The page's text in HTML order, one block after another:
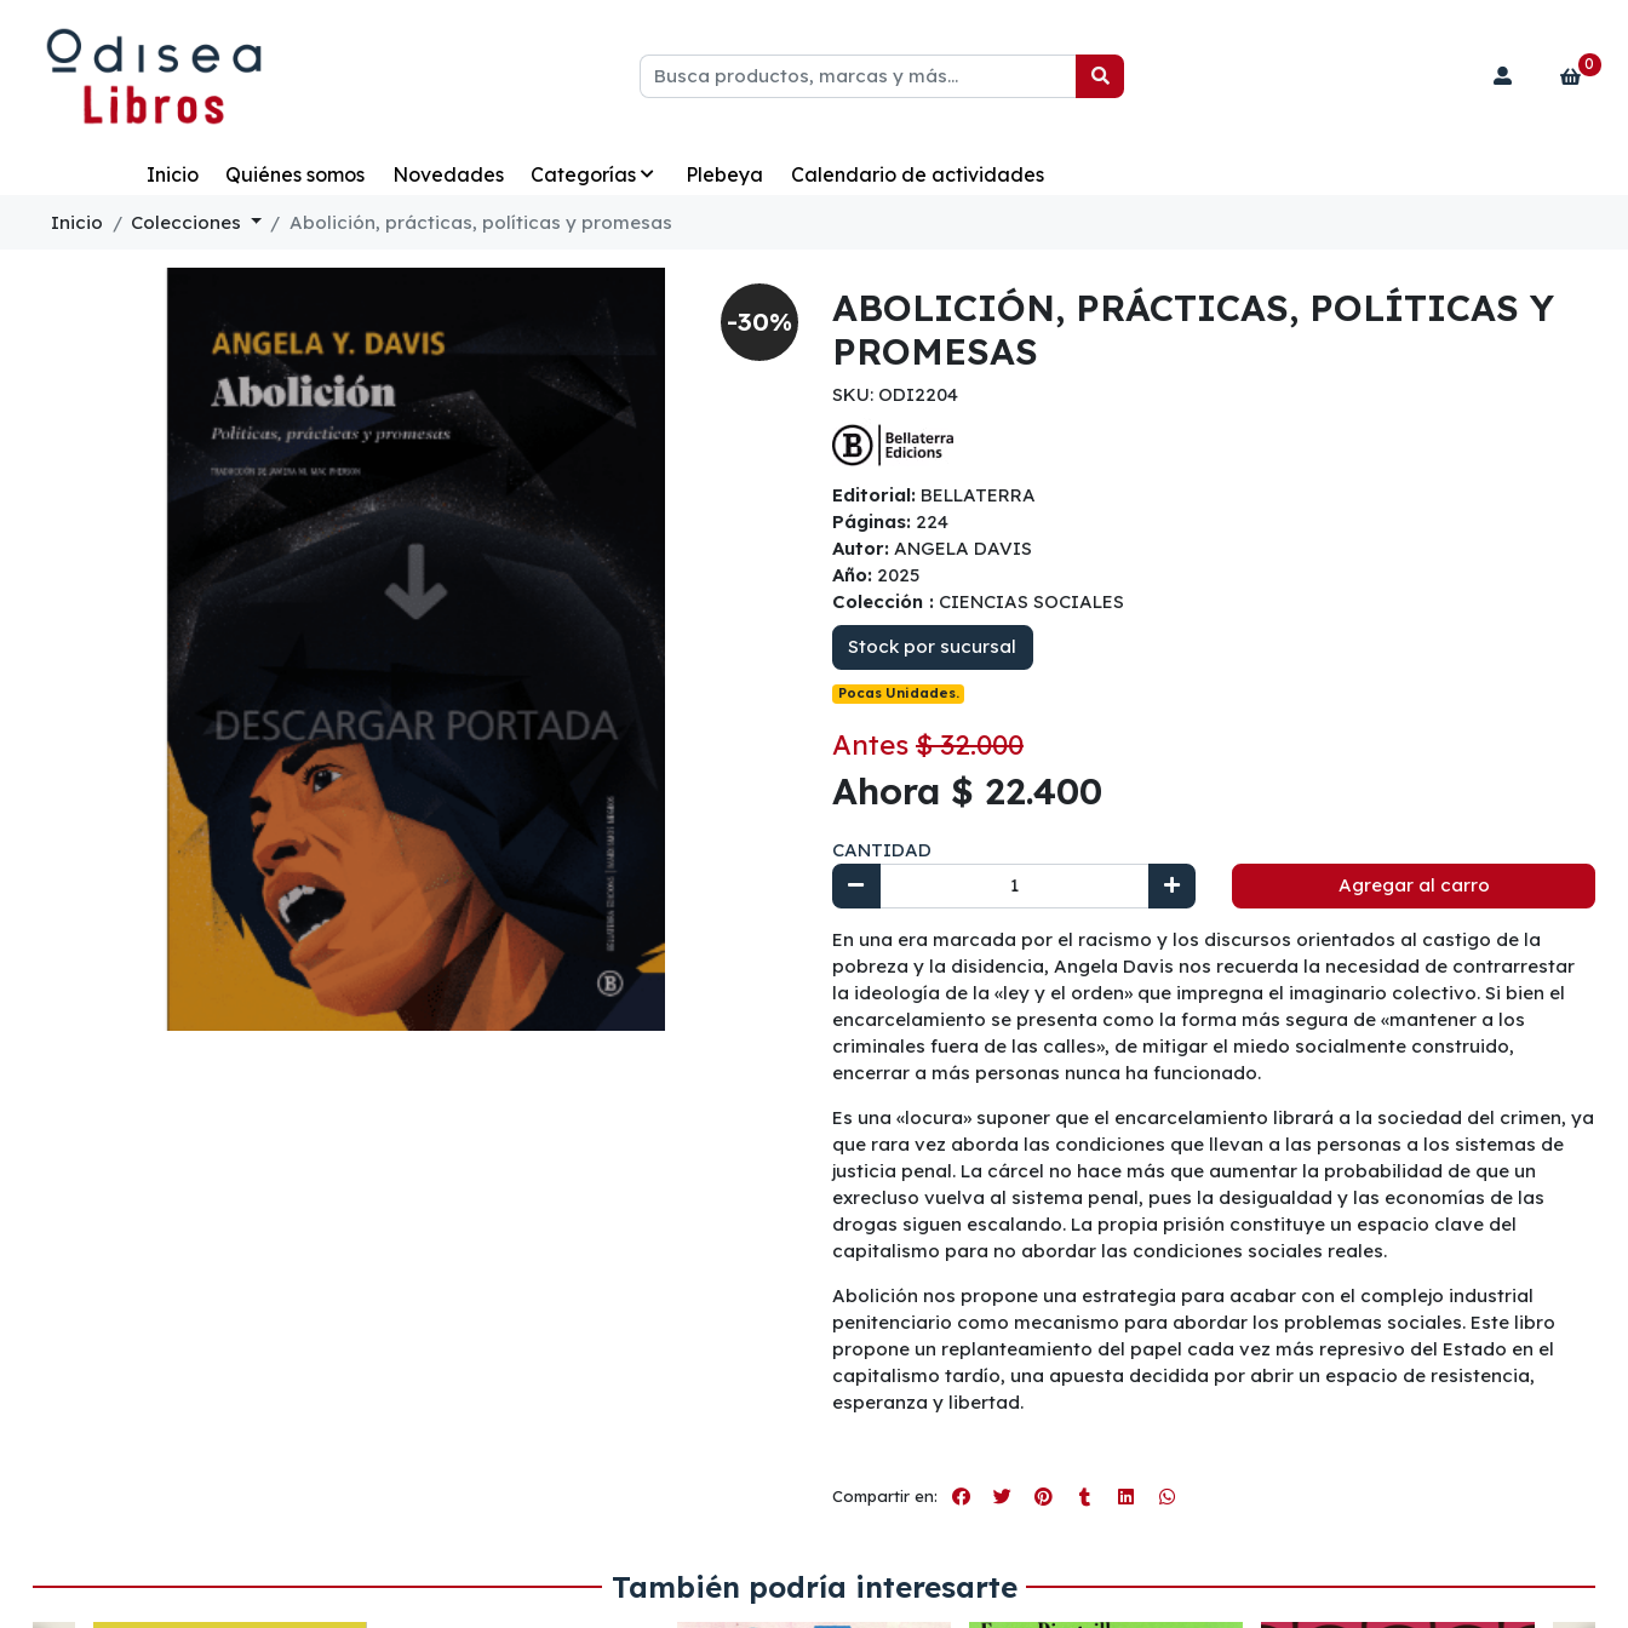
0
Inicio Quiénes somos Novedades Categorías Plebeya Calendario de actividades
Inicio Colecciones Abolición, prácticas, políticas y promesas
-30%
ABOLICIÓN, PRÁCTICAS, POLÍTICAS Y
PROMESAS
SKU: ODI2204
Editorial: BELLATERRA
Páginas: 224
Autor: ANGELA DAVIS
Año: 2025
Colección : CIENCIAS SOCIALES
Stock por sucursal
Pocas Unidades.
Antes $ 32.000
Ahora $ 22.400
CANTIDAD
Agregar al carro
En una era marcada por el racismo y los discursos orientados al castigo de la
pobreza y la disidencia, Angela Davis nos recuerda la necesidad de contrarrestar
la ideología de la «ley y el orden» que impregna el imaginario colectivo. Si bien el
encarcelamiento se presenta como la forma más segura de «mantener a los
criminales fuera de las calles», de mitigar el miedo socialmente construido,
encerrar a más personas nunca ha funcionado.
Es una «locura» suponer que el encarcelamiento librará a la sociedad del crimen, ya
que rara vez aborda las condiciones que llevan a las personas a los sistemas de
justicia penal. La cárcel no hace más que aumentar la probabilidad de que un
exrecluso vuelva al sistema penal, pues la desigualdad y las economías de las
drogas siguen escalando. La propia prisión constituye un espacio clave del
capitalismo para no abordar las condiciones sociales reales.
Abolición nos propone una estrategia para acabar con el complejo industrial
penitenciario como mecanismo para abordar los problemas sociales. Este libro
propone un replanteamiento del papel cada vez más represivo del Estado en el
capitalismo tardío, una apuesta decidida por abrir un espacio de resistencia,
esperanza y libertad.
Compartir en:
También podría interesarte